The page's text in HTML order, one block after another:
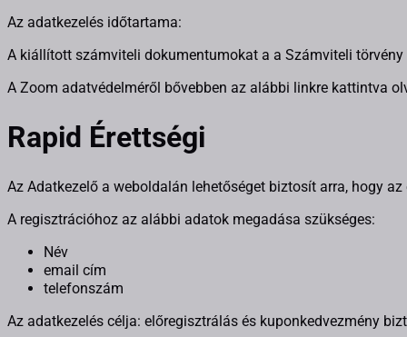
Az adatkezelés időtartama:
A kiállított számviteli dokumentumokat a a Számviteli
A Zoom adatvédelméről bővebben az alábbi linkre kattintva
Rapid Érettségi
Az Adatkezelő a weboldalán lehetőséget biztosít arra, hogy
A regisztrációhoz az alábbi adatok megadása szükséges:
Név
email cím
telefonszám
Az adatkezelés célja: előregisztrálás és kuponkedvezmény